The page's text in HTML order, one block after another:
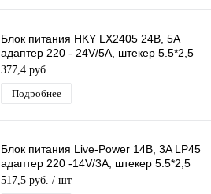
Блок питания HKY LX2405 24В, 5A
адаптер 220 - 24V/5A, штекер 5.5*2,5
мм
377,4 руб.
Подробнее
Блок питания Live-Power 14В, 3A LP45
адаптер 220 -14V/3A, штекер 5.5*2,5
мм
517,5 руб. / шт